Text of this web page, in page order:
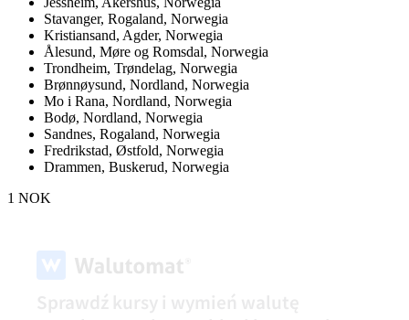
Stavanger, Rogaland, Norwegia
Kristiansand, Agder, Norwegia
Ålesund, Møre og Romsdal, Norwegia
Trondheim, Trøndelag, Norwegia
Brønnøysund, Nordland, Norwegia
Mo i Rana, Nordland, Norwegia
Bodø, Nordland, Norwegia
Sandnes, Rogaland, Norwegia
Fredrikstad, Østfold, Norwegia
Drammen, Buskerud, Norwegia
1 NOK